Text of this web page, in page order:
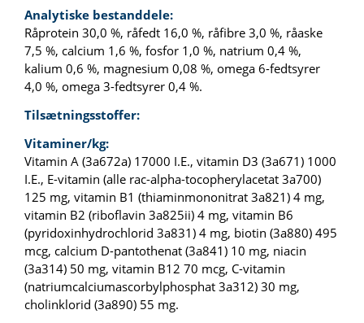
Analytiske bestanddele:
Råprotein 30,0 %, råfedt 16,0 %, råfibre 3,0 %, råaske
7,5 %, calcium 1,6 %, fosfor 1,0 %, natrium 0,4 %,
kalium 0,6 %, magnesium 0,08 %, omega 6-fedtsyrer
4,0 %, omega 3-fedtsyrer 0,4 %.
Tilsætningsstoffer:
Vitaminer/kg:
Vitamin A (3a672a) 17000 I.E., vitamin D3 (3a671) 1000
I.E., E-vitamin (alle rac-alpha-tocopherylacetat 3a700)
125 mg, vitamin B1 (thiaminmononitrat 3a821) 4 mg,
vitamin B2 (riboflavin 3a825ii) 4 mg, vitamin B6
(pyridoxinhydrochlorid 3a831) 4 mg, biotin (3a880) 495
mcg, calcium D-pantothenat (3a841) 10 mg, niacin
(3a314) 50 mg, vitamin B12 70 mcg, C-vitamin
(natriumcalciumascorbylphosphat 3a312) 30 mg,
cholinklorid (3a890) 55 mg.